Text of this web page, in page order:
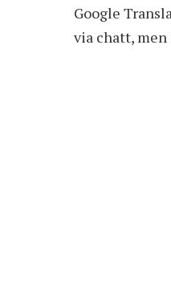
Google
via chatt,